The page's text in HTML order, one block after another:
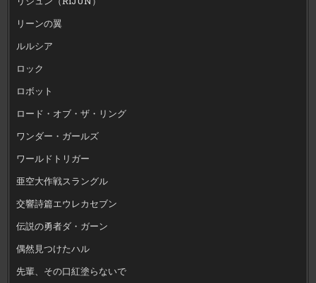
リーンの翼
ルルシア
ロック
ロボット
ロード・オブ・ザ・リング
ワンダー・ガールズ
ワールドトリガー
亜空大作戦スラングル
交響詩篇エウレカセブン
伝説の勇者ダ・ガーン
偶然見つけたハル
先輩、その口紅塗らないで